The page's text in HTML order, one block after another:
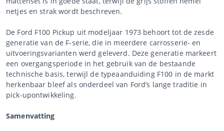
netjes en strak wordt beschreven.
De Ford F100 Pickup uit modeljaar 1973 behoort tot de zesde
generatie van de F-serie, die in meerdere carrosserie- en
uitvoeringsvarianten werd geleverd. Deze generatie markeert
een overgangsperiode in het gebruik van de bestaande
technische basis, terwijl de typeaanduiding F100 in de markt
herkenbaar bleef als onderdeel van Ford’s lange traditie in
pick-upontwikkeling.
Samenvatting